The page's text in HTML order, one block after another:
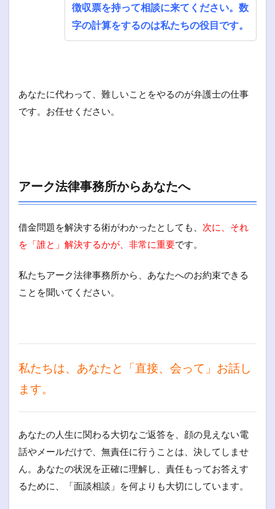
徴収票を持って相談に来てください。数
字の計算をするのは私たちの役目です。
あなたに代わって、難しいことをやるのが弁護士の仕事
です。お任せください。
アーク法律事務所からあなたへ
借金問題を解決する術がわかったとしても、 次に、それ
を「誰と」解決するかが、非常に重要です。
私たちアーク法律事務所から、あなたへのお約束できる
ことを聞いてください。
私たちは、あなたと「直接、会って」お話し
ます。
あなたの人生に関わる大切なご返答を、顔の見えない電
話やメールだけで、無責任に行うことは、決してしませ
ん。あなたの状況を正確に理解し、責任もってお答えす
るために、「面談相談」を何よりも大切にしています。